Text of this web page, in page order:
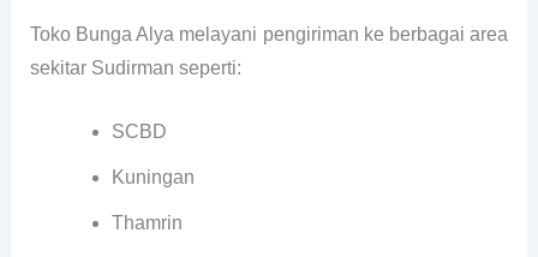
Toko Bunga Alya melayani pengiriman ke berbagai area
sekitar Sudirman seperti:
SCBD
Kuningan
Thamrin